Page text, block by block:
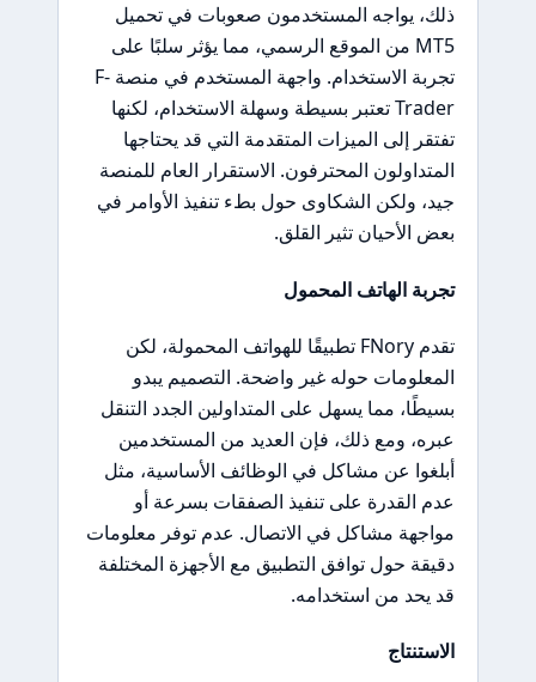
ذلك، يواجه المستخدمون صعوبات في تحميل
MT5 من الموقع الرسمي، مما يؤثر سلبًا على
تجربة الاستخدام. واجهة المستخدم في منصة F-
Trader تعتبر بسيطة وسهلة الاستخدام، لكنها
تفتقر إلى الميزات المتقدمة التي قد يحتاجها
المتداولون المحترفون. الاستقرار العام للمنصة
جيد، ولكن الشكاوى حول بطء تنفيذ الأوامر في
بعض الأحيان تثير القلق.
تجربة الهاتف المحمول
تقدم FNory تطبيقًا للهواتف المحمولة، لكن
المعلومات حوله غير واضحة. التصميم يبدو
بسيطًا، مما يسهل على المتداولين الجدد التنقل
عبره، ومع ذلك، فإن العديد من المستخدمين
أبلغوا عن مشاكل في الوظائف الأساسية، مثل
عدم القدرة على تنفيذ الصفقات بسرعة أو
مواجهة مشاكل في الاتصال. عدم توفر معلومات
دقيقة حول توافق التطبيق مع الأجهزة المختلفة
قد يحد من استخدامه.
الاستنتاج